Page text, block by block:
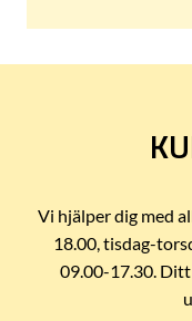
Vi hjälper dig med
18.00, tisdag-
09.00-17.30. Ditt